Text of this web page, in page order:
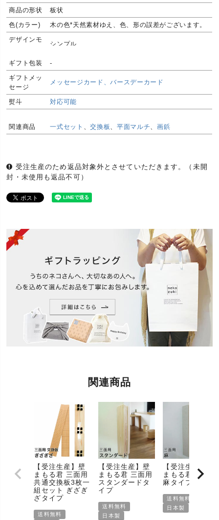
商品の形状
板状
色(カラー)
木の色*天然素材ゆえ、色、形の誤差がございます。
デザインモ
シンプル
デザインイ
メージ
おしゃれ(オシャレ/お洒落)+デザイン(モダン/スタイ
リッシュ)+高級(上質/高品質)+ナチュラル(自然/リラ
ックス)
生産国
日本製(国産)
て
自然の木を使っているため壁まもる君は木目の個性
として同じものはありません。自然が生み出した、
ご注意くだ
下さい。・壁の幅が狭い場合。 ・壁の角(コーナー)
以外の場所。 ・丸みを帯びたコーナー部分。・コー
ナーが直角でない場所。(ほぼ直角であれば大丈夫で
す)・「コーナー用」「三面用」は、壁の角以外の場
所や、壁の角でも丸くデザインされている所。(猫に
がデザインされた壁。・画鋲(押ピン)が刺さらない
壁。・土壁のように、壁面がもろい壁。
受注生産のため返品・交換はお受けしておりませ
ん。ご了承ください。
安全上のお
本来の用途以外でのご使用はしないでください。火
気には近づけないで下さい。「コーナー用」「三面
用」は、猫の爪研ぎくらいでは壁から外れません
が、人が無理な力をかけたり、お子様がイタズラを
すると、ピン留めベース ごと外れる場合がありま
す。 その場合、画鋲の針がむき出しになります ので
十分ご注意下さい。 念のため、3歳未満の小さいお子
様が自由に行動できる所で保護者の監視が行き届か
ができます(画鋲付)。爪とぎ被害を受けたボロボロの
壁も、「壁まもる」を付ければスッキリきれいに。
せん（目立たない/スリム）。木は、木目のきれいな
岩手・秋田県産の杉板※を使っています。(※材質の
似たサワラ材が混じる場合もあります。)クロスを張
り替えるより安価で簡単、実用的です。板の長さは
70cm。ほとんどの猫に対応できます。
ボロボロの壁あきらめないで!リフォーム級の
Before&After!nekozuki販売の壁まもる君は、岩手の
職人の手作りです。猫の「爪を研ぎたい」という野
生の本能を「ガリガリしちゃダメ!」と抑え付けるこ
となく自由に発揮させることをメインとしていま
す。猫さんも怒られることなく気持ちよく快適に過
ごすことが出来ます。
ギフト包装
-
ギフトメッ
セージ
メッセージカード、バースデーカード
熨斗 対応可能
関連商品 一式セット 、交換板 平面マルチ 画鋲
受注生産のため返品対象外とさせていただきます。（未開
封・未使用も返品不可）
関連商品
【受注生産】壁
まもる君 三面用
共通交換板3枚一
組セット ぎざぎ
ざタイプ
送料無料
【受注生産】壁
まもる君 三面用
スタンダードタ
イプ
送料無料
日本製
【受注生産】壁
まもる君 三面用
麻タイプ
送料無料
日本製